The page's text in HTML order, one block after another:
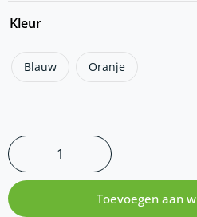
Kleur
Blauw Oranje
Toevoegen aan